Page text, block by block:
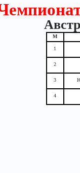
М
1
2
3
4